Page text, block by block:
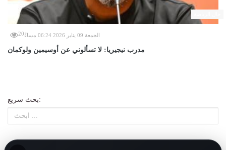
الجمعة 09 يناير 2026 06:24 مساءً 20
مدرب نيجيريا: لا تسألوني عن أوسيمين ولوكمان
بحث سريع: